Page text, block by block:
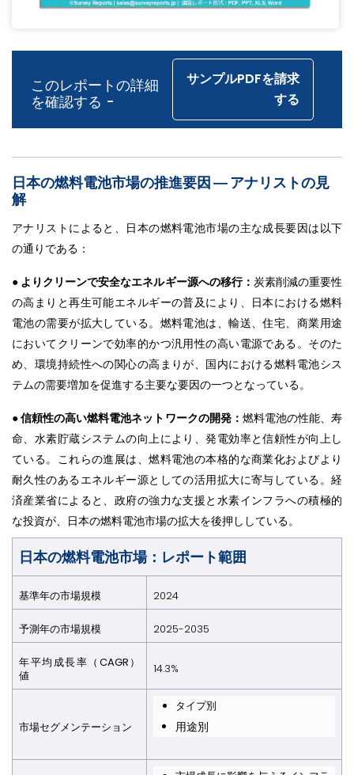
このレポートの詳細
を確認する -
サンプルPDFを請求
する
日本の燃料電池市場の推進要因 ― アナリストの見
解
アナリストによると、日本の燃料電池市場の主な成長要因は以下
の通りである：
● よりクリーンで安全なエネルギー源への移行： 炭素削減の重要性
の高まりと再生可能エネルギーの普及により、日本における燃料
電池の需要が拡大している。燃料電池は、輸送、住宅、商業用途
においてクリーンで効率的かつ汎用性の高い電源である。そのた
め、環境持続性への関心の高まりが、国内における燃料電池シス
テムの需要増加を促進する主要な要因の一つとなっている。
● 信頼性の高い燃料電池ネットワークの開発： 燃料電池の性能、寿
命、水素貯蔵システムの向上により、発電効率と信頼性が向上し
ている。これらの進展は、燃料電池の本格的な商業化およびより
耐久性のあるエネルギー源としての活用拡大に寄与している。経
済産業省によると、政府の強力な支援と水素インフラへの積極的
な投資が、日本の燃料電池市場の拡大を後押ししている。
日本の燃料電池市場：レポート範囲
基準年の市場規模 2024
予測年の市場規模 2025-2035
年平均成長率（CAGR）
値
14.3%
市場セグメンテーション
タイプ別
用途別